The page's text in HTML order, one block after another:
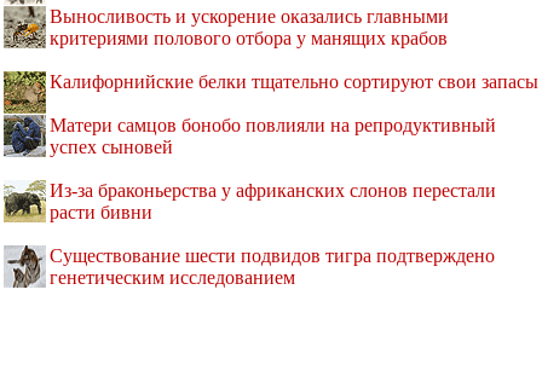
Выносливость и ускорение оказались главными
критериями полового отбора у манящих крабов
Калифорнийские белки тщательно сортируют свои запасы
Матери самцов бонобо повлияли на репродуктивный
успех сыновей
Из-за браконьерства у африканских слонов перестали
расти бивни
Существование шести подвидов тигра подтверждено
генетическим исследованием